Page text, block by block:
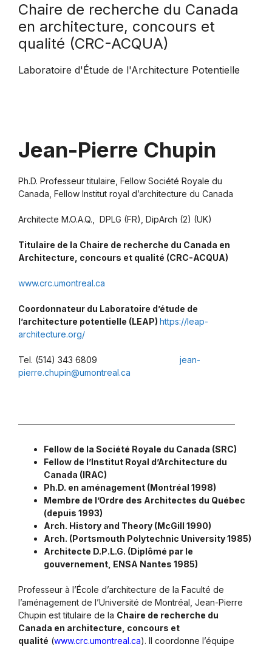
Chaire de recherche du Canada
en architecture, concours et
qualité (CRC-ACQUA)
Laboratoire d'Étude de l'Architecture Potentielle
Jean-Pierre Chupin
Ph.D. Professeur titulaire, Fellow Société Royale du
Canada, Fellow Institut royal d’architecture du Canada
Architecte M.O.A.Q., DPLG (FR), DipArch (2) (UK)
Titulaire de la Chaire de recherche du Canada en
Architecture, concours et qualité (CRC-ACQUA)
www.crc.umontreal.ca
Coordonnateur du Laboratoire d’étude de
l’architecture potentielle (LEAP) https://leap-
architecture.org/
Tel. (514) 343 6809 jean-
pierre.chupin@umontreal.ca
—————————————————————————–
Fellow de la Société Royale du Canada (SRC)
Fellow de l’Institut Royal d’Architecture du
Canada (IRAC)
Ph.D. en aménagement (Montréal 1998)
Membre de l’Ordre des Architectes du Québec
(depuis 1993)
Arch. History and Theory (McGill 1990)
Arch. (Portsmouth Polytechnic University 1985)
Architecte D.P.L.G. (Diplômé par le
gouvernement, ENSA Nantes 1985)
Professeur à l’École d’architecture de la Faculté de
l’aménagement de l’Université de Montréal, Jean-Pierre
Chupin est titulaire de la Chaire de recherche du
Canada en architecture, concours et
qualité (www.crc.umontreal.ca). Il coordonne l’équipe